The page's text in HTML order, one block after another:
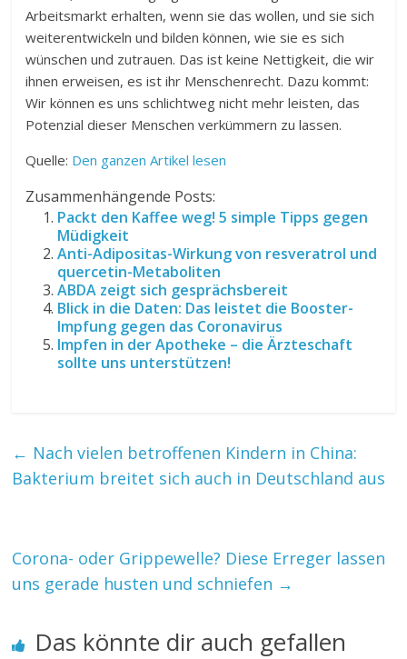
Arbeitsmarkt erhalten, wenn sie das wollen, und sie sich
weiterentwickeln und bilden können, wie sie es sich
wünschen und zutrauen. Das ist keine Nettigkeit, die wir
ihnen erweisen, es ist ihr Menschenrecht. Dazu kommt:
Wir können es uns schlichtweg nicht mehr leisten, das
Potenzial dieser Menschen verkümmern zu lassen.
Quelle: Den ganzen Artikel lesen
Zusammenhängende Posts:
Packt den Kaffee weg! 5 simple Tipps gegen
Müdigkeit
Anti-Adipositas-Wirkung von resveratrol und
quercetin-Metaboliten
ABDA zeigt sich gesprächsbereit
Blick in die Daten: Das leistet die Booster-
Impfung gegen das Coronavirus
Impfen in der Apotheke – die Ärzteschaft
sollte uns unterstützen!
← Nach vielen betroffenen Kindern in China:
Bakterium breitet sich auch in Deutschland aus
Corona- oder Grippewelle? Diese Erreger lassen
uns gerade husten und schniefen →
Das könnte dir auch gefallen